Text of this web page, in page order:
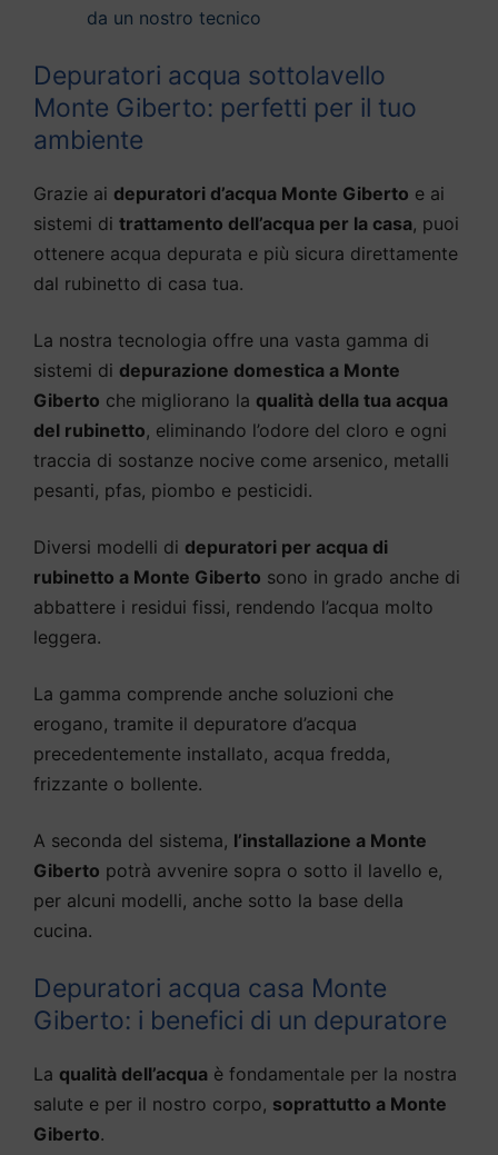
da un nostro tecnico
Depuratori acqua sottolavello
Monte Giberto: perfetti per il tuo
ambiente
Grazie ai depuratori d’acqua Monte Giberto e ai
sistemi di trattamento dell’acqua per la casa, puoi
ottenere acqua depurata e più sicura direttamente
dal rubinetto di casa tua.
La nostra tecnologia offre una vasta gamma di
sistemi di depurazione domestica a Monte
Giberto che migliorano la qualità della tua acqua
del rubinetto, eliminando l’odore del cloro e ogni
traccia di sostanze nocive come arsenico, metalli
pesanti, pfas, piombo e pesticidi.
Diversi modelli di depuratori per acqua di
rubinetto a Monte Giberto sono in grado anche di
abbattere i residui fissi, rendendo l’acqua molto
leggera.
La gamma comprende anche soluzioni che
erogano, tramite il depuratore d’acqua
precedentemente installato, acqua fredda,
frizzante o bollente.
A seconda del sistema, l’installazione a Monte
Giberto potrà avvenire sopra o sotto il lavello e,
per alcuni modelli, anche sotto la base della
cucina.
Depuratori acqua casa Monte
Giberto: i benefici di un depuratore
La qualità dell’acqua è fondamentale per la nostra
salute e per il nostro corpo, soprattutto a Monte
Giberto.